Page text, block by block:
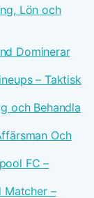
Lön och
Dominerar
– Taktisk
och Behandla
Och
FC –
Matcher –